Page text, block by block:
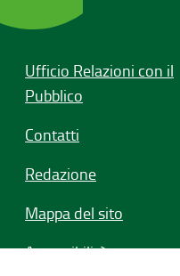
Ufficio Relazioni con il
Pubblico
Contatti
Redazione
Mappa del sito
Accessibilità